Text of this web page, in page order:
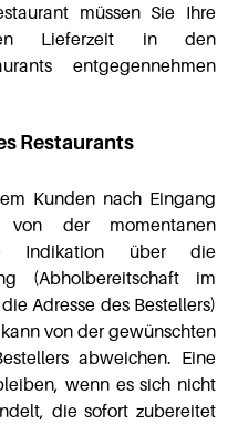
müssen Sie Ihre
Lieferzeit in den
entgegennehmen
Restaurants
Kunden nach Eingang
der momentanen
Indikation über die
(Abholbereitschaft im
Adresse des Bestellers)
von der gewünschten
abweichen. Eine
wenn es sich nicht
die sofort zubereitet